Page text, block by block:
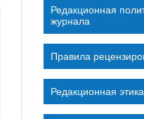
Редакционная
журнала
Правила
Редакционная этика